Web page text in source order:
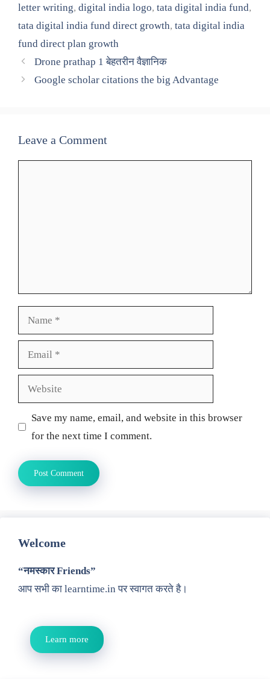
letter writing, digital india logo, tata digital india fund,
tata digital india fund direct growth, tata digital india
fund direct plan growth
Drone prathap 1 बेहतरीन वैज्ञानिक
Google scholar citations the big Advantage
Leave a Comment
Website
Save my name, email, and website in this browser
for the next time I comment.
Welcome
“नमस्कार Friends”
आप सभी का learntime.in पर स्वागत करते है।
Learn more